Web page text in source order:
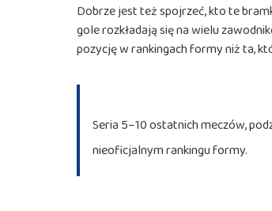
Dobrze jest też spojrzeć, kto te
gole rozkładają się na wielu
pozycję w rankingach formy niż ta,
Seria 5–10 ostatnich meczów,
nieoficjalnym rankingu formy.